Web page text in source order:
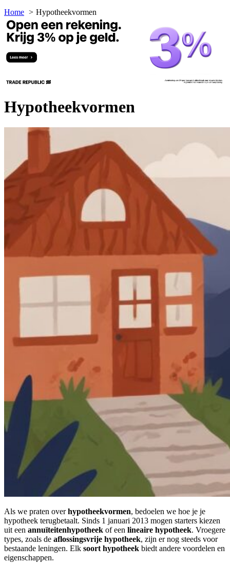
Home
Hypotheekvormen
Hypotheekvormen
Als we praten overhypotheekvormen, bedoelen we hoe je je
hypotheek terugbetaalt. Sinds 1 januari 2013 mogen starters kiezen
uit een annuïteitenhypotheek of een lineaire hypotheek. Vroegere
types, zoals de aflossingsvrije hypotheek, zijn er nog steeds voor
bestaande leningen. Elk soort hypotheek biedt andere voordelen en
eigenschappen.